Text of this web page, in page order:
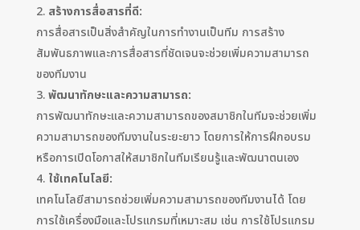
สร้างการสื่อสารที่ดี:
การสื่อสารเป็นสิ่งสำคัญในการทำงานเป็นทีม การสร้าง
สัมพันธภาพและการสื่อสารที่ชัดเจนจะช่วยเพิ่มความสามารถ
ของทีมงาน
พัฒนาทักษะและความสามารถ:
การพัฒนาทักษะและความสามารถของสมาชิกในทีมจะช่วยเพิ่ม
ความสามารถของทีมงานในระยะยาว โดยการให้การฝึกอบรม
หรือการเปิดโอกาสให้สมาชิกในทีมเรียนรู้และพัฒนาตนเอง
ใช้เทคโนโลยี:
เทคโนโลยีสามารถช่วยเพิ่มความสามารถของทีมงานได้ โดย
การใช้เครื่องมือและโปรแกรมที่เหมาะสม เช่น การใช้โปรแกรม